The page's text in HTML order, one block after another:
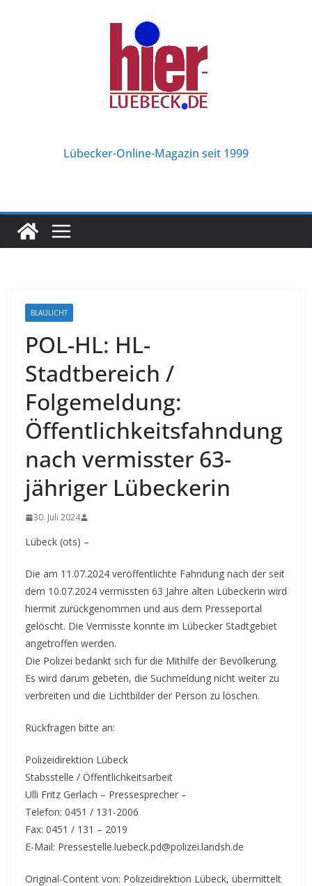
Lübecker-Online-Magazin seit 1999
BLAULICHT
POL-HL: HL-
Stadtbereich /
Folgemeldung:
Öffentlichkeitsfahndung
nach vermisster 63-
jähriger Lübeckerin
30. Juli 2024
Lübeck (ots) –
Die am 11.07.2024 veröffentlichte Fahndung nach der seit
dem 10.07.2024 vermissten 63 Jahre alten Lübeckerin wird
hiermit zurückgenommen und aus dem Presseportal
gelöscht. Die Vermisste konnte im Lübecker Stadtgebiet
angetroffen werden.
Die Polizei bedankt sich für die Mithilfe der Bevölkerung.
Es wird darum gebeten, die Suchmeldung nicht weiter zu
verbreiten und die Lichtbilder der Person zu löschen.
Rückfragen bitte an:
Polizeidirektion Lübeck
Stabsstelle / Öffentlichkeitsarbeit
Ulli Fritz Gerlach – Pressesprecher –
Telefon: 0451 / 131-2006
Fax: 0451 / 131 – 2019
E-Mail: Pressestelle.luebeck.pd@polizei.landsh.de
Original-Content von: Polizeidirektion Lübeck, übermittelt